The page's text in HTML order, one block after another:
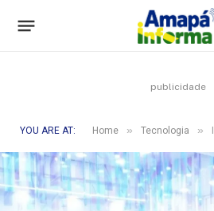
publicidade
YOU ARE AT: Home » Tecnologia »